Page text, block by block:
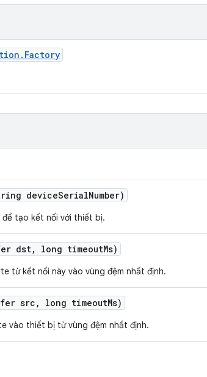
. Factory
deviceSerialNumber)
để tạo kết nối với thiết bị.
dst, long timeoutMs)
từ kết nối này vào vùng đệm nhất định.
src , long timeoutMs)
vào thiết bị từ vùng đệm nhất định.